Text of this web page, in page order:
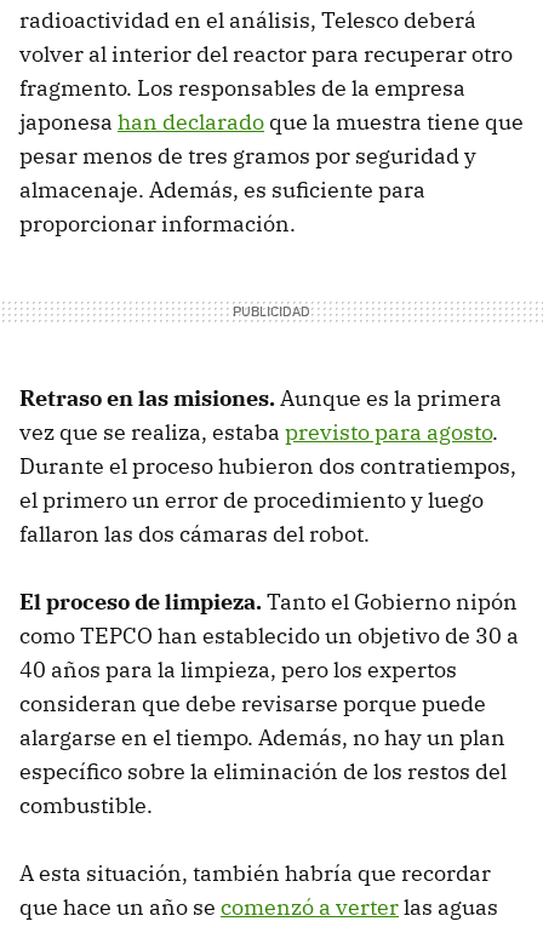
radioactividad en el análisis, Telesco deberá
volver al interior del reactor para recuperar otro
fragmento. Los responsables de la empresa
japonesa han declarado que la muestra tiene que
pesar menos de tres gramos por seguridad y
almacenaje. Además, es suficiente para
proporcionar información.
Retraso en las misiones.Aunque es la primera
vez que se realiza, estaba previsto para agosto.
Durante el proceso hubieron dos contratiempos,
el primero un error de procedimiento y luego
fallaron las dos cámaras del robot.
El proceso de limpieza.Tanto el Gobierno nipón
como TEPCO han establecido un objetivo de 30 a
40 años para la limpieza, pero los expertos
consideran que debe revisarse porque puede
alargarse en el tiempo. Además, no hay un plan
específico sobre la eliminación de los restos del
combustible.
A esta situación, también habría que recordar
que hace un año se comenzó a verterlas aguas